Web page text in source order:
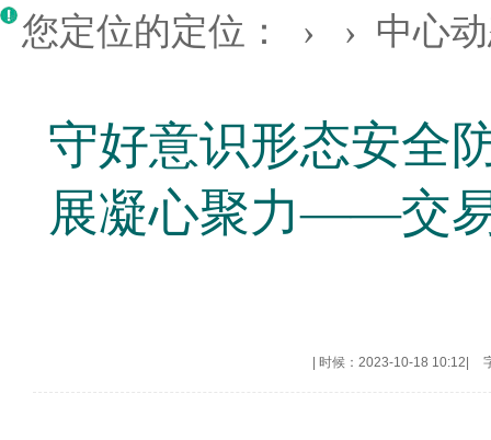
您定位的定位： › › 中心
守好意识形态安全
展凝心聚力——交
时候：2023-10-18 10:12